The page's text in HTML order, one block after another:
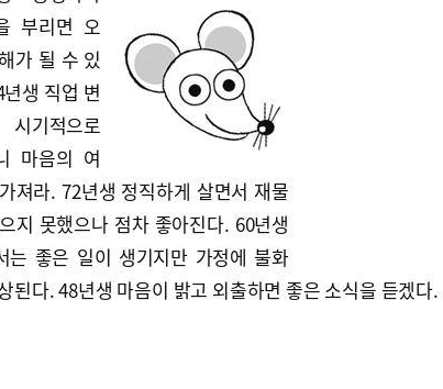
부리면 오
가 될 수 있
생 직업 변
기적으로
마음의 여
져라. 72년생 정직하게 살면서 재물
지 못했으나 점차 좋아진다. 60년생
는 좋은 일이 생기지만 가정에 불화
된다. 48년생 마음이 밝고 외출하면 좋은 소식을 듣겠다.